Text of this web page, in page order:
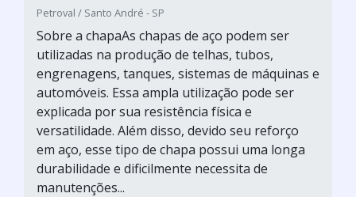
Petroval / Santo André - SP
Sobre a chapaAs chapas de aço podem ser
utilizadas na produção de telhas, tubos,
engrenagens, tanques, sistemas de máquinas e
automóveis. Essa ampla utilização pode ser
explicada por sua resistência física e
versatilidade. Além disso, devido seu reforço
em aço, esse tipo de chapa possui uma longa
durabilidade e dificilmente necessita de
manutenções...